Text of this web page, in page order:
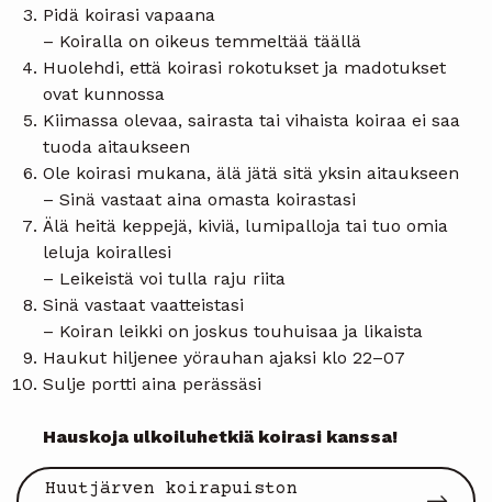
Pidä koirasi vapaana
– Koiralla on oikeus temmeltää täällä
Huolehdi, että koirasi rokotukset ja madotukset
ovat kunnossa
Kiimassa olevaa, sairasta tai vihaista koiraa ei saa
tuoda aitaukseen
Ole koirasi mukana, älä jätä sitä yksin aitaukseen
– Sinä vastaat aina omasta koirastasi
Älä heitä keppejä, kiviä, lumipalloja tai tuo omia
leluja koirallesi
– Leikeistä voi tulla raju riita
Sinä vastaat vaatteistasi
– Koiran leikki on joskus touhuisaa ja likaista
Haukut hiljenee yörauhan ajaksi klo 22–07
Sulje portti aina perässäsi
Hauskoja ulkoiluhetkiä koirasi kanssa!
Huutjärven koirapuiston